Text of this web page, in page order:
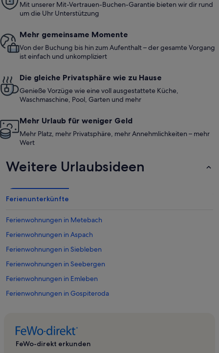
Mit unserer Mit-Vertrauen-Buchen-Garantie bieten wir dir rund
um die Uhr Unterstützung
Mehr gemeinsame Momente
Von der Buchung bis hin zum Aufenthalt – der gesamte Vorgang
ist einfach und unkompliziert
Die gleiche Privatsphäre wie zu Hause
Genieße Vorzüge wie eine voll ausgestattete Küche,
Waschmaschine, Pool, Garten und mehr
Mehr Urlaub für weniger Geld
Mehr Platz, mehr Privatsphäre, mehr Annehmlichkeiten – mehr
Wert
Weitere Urlaubsideen
Ferienunterkünfte
Ferienwohnungen in Metebach
Ferienwohnungen in Aspach
Ferienwohnungen in Siebleben
Ferienwohnungen in Seebergen
Ferienwohnungen in Emleben
Ferienwohnungen in Gospiteroda
Ferienwohnungen in Wechmar
FeWo-direkt erkunden